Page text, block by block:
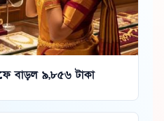
বাড়ল ৯,৮৫৬ টাকা